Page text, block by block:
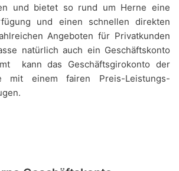
und bietet so rund um Herne eine
und einen schnellen direkten
Angeboten für Privatkunden
natürlich auch ein Geschäftskonto
kann das Geschäftsgirokonto der
mit einem fairen Preis-Leistungs-